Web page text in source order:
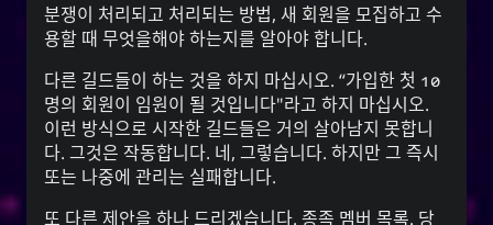
분쟁이 처리되고 처리되는 방법, 새 회원을 모집하고 수
용할 때 무엇을해야 하는지를 알아야 합니다.
다른 길드들이 하는 것을 하지 마십시오. “가입한 첫 10
명의 회원이 임원이 될 것입니다"라고 하지 마십시오.
이런 방식으로 시작한 길드들은 거의 살아남지 못합니
다. 그것은 작동합니다. 네, 그렇습니다. 하지만 그 즉시
또는 나중에 관리는 실패합니다.
또 다른 제안을 하나 드리겠습니다. 종족 멤버 목록. 당